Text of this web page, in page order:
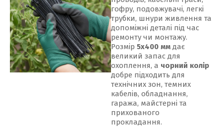
гофру, подовжувачі, легкі
трубки, шнури живлення та
допоміжні деталі під час
ремонту чи монтажу.
Розмір 5x400 мм дає
великий запас для
охоплення, а чорний колір
добре підходить для
технічних зон, темних
кабелів, обладнання,
гаража, майстерні та
прихованого
прокладання.